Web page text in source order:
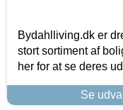
Bydahlliving.dk er
stort sortiment af
her for at se deres
Se